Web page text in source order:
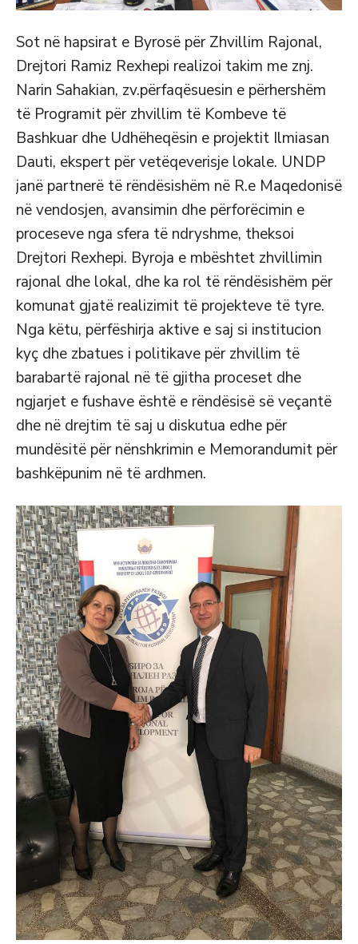
Sot në hapsirat e Byrosë për Zhvillim Rajonal,
Drejtori Ramiz Rexhepi realizoi takim me znj.
Narin Sahakian, zv.përfaqësuesin e përhershëm
të Programit për zhvillim të Kombeve të
Bashkuar dhe Udhëheqësin e projektit Ilmiasan
Dauti, ekspert për vetëqeverisje lokale. UNDP
janë partnerë të rëndësishëm në R.e Maqedonisë
në vendosjen, avansimin dhe përforëcimin e
proceseve nga sfera të ndryshme, theksoi
Drejtori Rexhepi. Byroja e mbështet zhvillimin
rajonal dhe lokal, dhe ka rol të rëndësishëm për
komunat gjatë realizimit të projekteve të tyre.
Nga këtu, përfëshirja aktive e saj si institucion
kyç dhe zbatues i politikave për zhvillim të
barabartë rajonal në të gjitha proceset dhe
ngjarjet e fushave është e rëndësisë së veçantë
dhe në drejtim të saj u diskutua edhe për
mundësitë për nënshkrimin e Memorandumit për
bashkëpunim në të ardhmen.